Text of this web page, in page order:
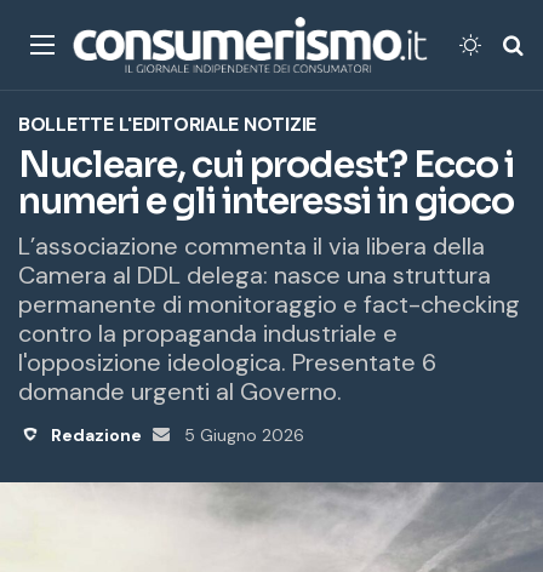
Menu
BOLLETTE L'EDITORIALE NOTIZIE
Nucleare, cui prodest? Ecco i
numeri e gli interessi in gioco
L’associazione commenta il via libera della
Camera al DDL delega: nasce una struttura
permanente di monitoraggio e fact-checking
contro la propaganda industriale e
l'opposizione ideologica. Presentate 6
domande urgenti al Governo.
Redazione
Invia
5 Giugno 2026